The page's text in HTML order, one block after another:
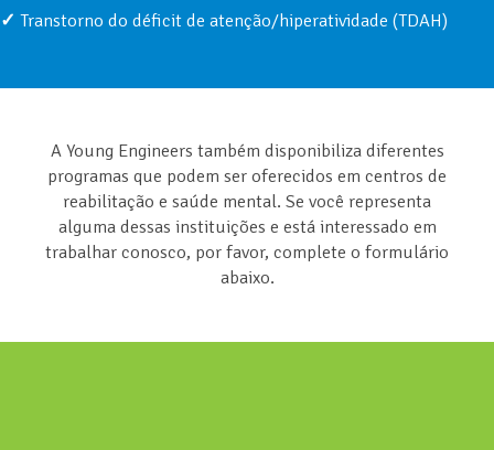
Transtorno do déficit de atenção/hiperatividade (TDAH)
A Young Engineers também disponibiliza diferentes
programas que podem ser oferecidos em centros de
reabilitação e saúde mental. Se você representa
alguma dessas instituições e está interessado em
trabalhar conosco, por favor, complete o formulário
abaixo.